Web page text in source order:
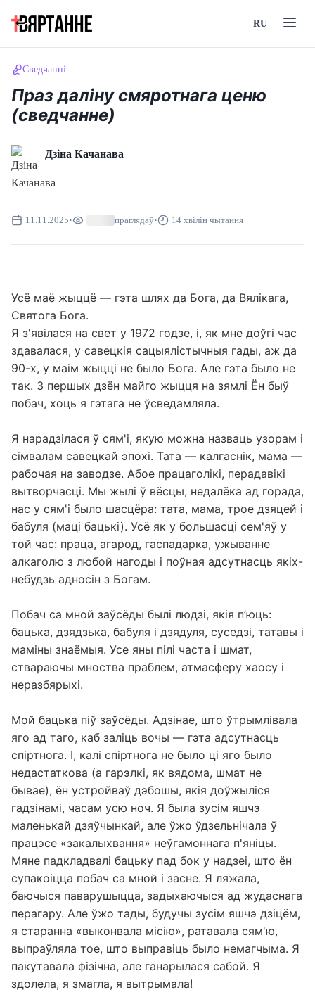
RU
Сведчанні
Праз даліну смяротнага ценю
(сведчанне)
Дзіна Качанава
11.11.2025• праглядаў• 14 хвілін чытання
Усё маё жыццё — гэта шлях да Бога, да Вялікага,
Святога Бога.
Я з'явілася на свет у 1972 годзе, і, як мне доўгі час
здавалася, у савецкія сацыялістычныя гады, аж да
90-х, у маім жыцці не было Бога. Але гэта было не
так. З першых дзён майго жыцця на зямлі Ён быў
побач, хоць я гэтага не ўсведамляла.
Я нарадзілася ў сям'і, якую можна назваць узорам і
сімвалам савецкай эпохі. Тата — калгаснік, мама —
рабочая на заводзе. Абое працаголікі, перадавікі
вытворчасці. Мы жылі ў вёсцы, недалёка ад горада,
нас у сям'і было шасцёра: тата, мама, трое дзяцей і
бабуля (маці бацькі). Усё як у большасці сем'яў у
той час: праца, агарод, гаспадарка, ужыванне
алкаголю з любой нагоды і поўная адсутнасць якіх-
небудзь адносін з Богам.
Побач са мной заўсёды былі людзі, якія п’юць:
бацька, дзядзька, бабуля і дзядуля, суседзі, татавы і
маміны знаёмыя. Усе яны пілі часта і шмат,
ствараючы мноства праблем, атмасферу хаосу і
неразбярыхі.
Мой бацька піў заўсёды. Адзінае, што ўтрымлівала
яго ад таго, каб заліць вочы — гэта адсутнасць
спіртнога. І, калі спіртнога не было ці яго было
недастаткова (а гарэлкі, як вядома, шмат не
бывае), ён устройваў дэбошы, якія доўжыліся
гадзінамі, часам усю ноч. Я была зусім яшчэ
маленькай дзяўчынкай, але ўжо ўдзельнічала ў
працэсе «закалыхвання» неўгамоннага п'яніцы.
Мяне падкладвалі бацьку пад бок у надзеі, што ён
супакоіцца побач са мной і засне. Я ляжала,
баючыся паварушыцца, задыхаючыся ад жудаснага
перагару. Але ўжо тады, будучы зусім яшчэ дзіцём,
я старанна «выконвала місію», ратавала сям'ю,
выпраўляла тое, што выправіць было немагчыма. Я
пакутавала фізічна, але ганарылася сабой. Я
здолела, я змагла, я вытрымала!